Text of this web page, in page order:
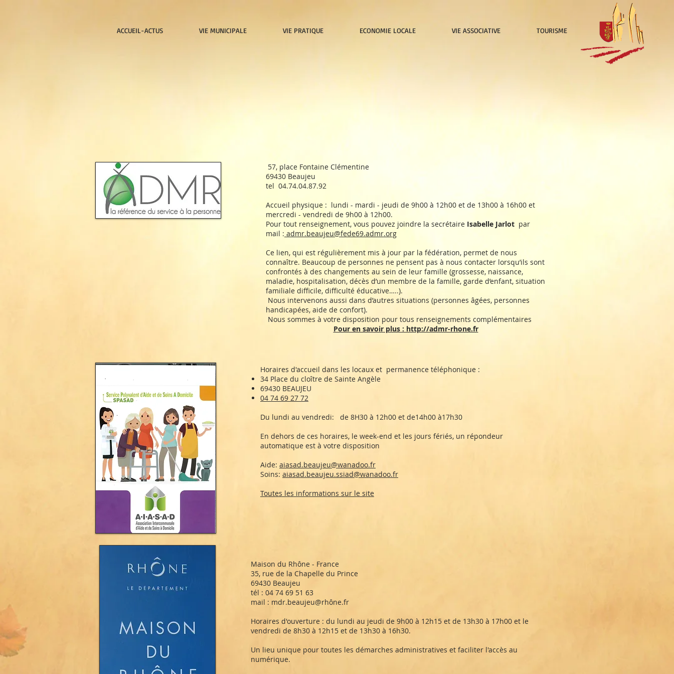
ACCUEIL-ACTUS VIE MUNICIPALE VIE PRATIQUE ECONOMIE LOCALE VIE ASSOCIATIVE TOURISME
57, place Fontaine Clémentine
69430 Beaujeu
tel 04.74.04.87.92
Accueil physique : lundi - mardi - jeudi de 9h00 à 12h00 et de 13h00 à 16h00 et
mercredi - vendredi de 9h00 à 12h00.
Pour tout renseignement, vous pouvez joindre la secrétaire Isabelle Jarlot par
mail : admr.beaujeu@fede69.admr.org
Ce lien, qui est régulièrement mis à jour par la fédération, permet de nous
connaître. Beaucoup de personnes ne pensent pas à nous contacter lorsqu’ils sont
confrontés à des changements au sein de leur famille (grossesse, naissance,
maladie, hospitalisation, décès d’un membre de la famille, garde d’enfant, situation
familiale difficile, difficulté éducative…..).
Nous intervenons aussi dans d’autres situations (personnes âgées, personnes
handicapées, aide de confort).
Nous sommes à votre disposition pour tous renseignements complémentaires
Pour en savoir plus : http://admr-rhone.fr
Horaires d'accueil dans les locaux et permanence téléphonique :
34 Place du cloître de Sainte Angèle
69430 BEAUJEU
04 74 69 27 72
Du lundi au vendredi: de 8H30 à 12h00 et de14h00 à17h30
En dehors de ces horaires, le week-end et les jours fériés, un répondeur
automatique est à votre disposition
Aide: aiasad.beaujeu@wanadoo.fr
Soins: aiasad.beaujeu.ssiad@wanadoo.fr
Toutes les informations sur le site
Maison du Rhône - France
35, rue de la Chapelle du Prince
69430 Beaujeu
tél : 04 74 69 51 63
mail : mdr.beaujeu@rhône.fr
Horaires d'ouverture : du lundi au jeudi de 9h00 à 12h15 et de 13h30 à 17h00 et le
vendredi de 8h30 à 12h15 et de 13h30 à 16h30.
Un lieu unique pour toutes les démarches administratives et faciliter l'accès au
numérique.